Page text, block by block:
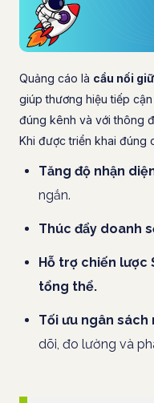
Quảng cáo là cầu nối
giúp thương hiệu tiếp
đúng kênh và với thông
Khi được triển khai đúng
Tăng độ nhận
ngắn.
Thúc đẩy doanh
Hỗ trợ chiến lược
tổng thể.
Tối ưu ngân
dõi, đo lường và